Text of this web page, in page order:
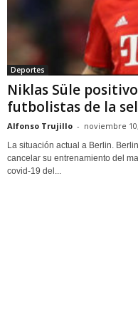
Deportes
Niklas Süle
futbolistas de la
Alfonso Trujillo - noviembre
La situación actual a Berlin.
cancelar su entrenamiento del
covid-19 del...